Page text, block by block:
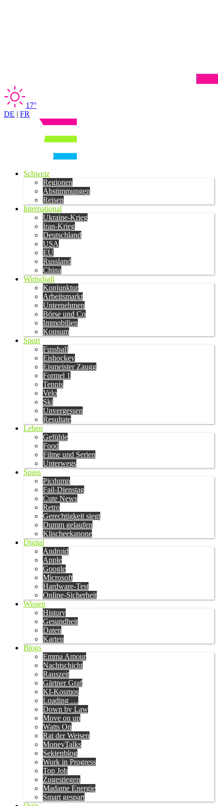
17°
DE | FR
Schweiz
Regionen
Abstimmungen
Reisen
International
Ukraine-Krieg
Iran-Krieg
Deutschland
USA
EU
Russland
China
Wirtschaft
Konjunktur
Arbeitsmarkt
Unternehmen
Börse und Co
Immobilien
Konsum
Sport
Fussball
Eishockey
Eismeister Zaugg
Formel 1
Tennis
Velo
Ski
Unvergessen
Resultate
Leben
Gefühle
Food
Filme und Serien
Unterwegs
Spass
Picdump
Fail-Dienstag
Cute News
Retro
Gerechtigkeit siegt
Dumm gelaufen
Klischeekanone
Digital
Android
Apple
Google
Microsoft
Hardware-Test
Online-Sicherheit
Wissen
History
Gesundheit
Daten
Karten
Blogs
Emma Amour
Nachtschicht
Rauszeit
Gärtner Graf
KI-Kosmos
Loading …
Down by Law
Move on up
Watts On
Rat der Weisen
MoneyTalks
Sektenblog
Work in Progress
Top Job
Zugestiegen
Madame Energie
Smart gespart